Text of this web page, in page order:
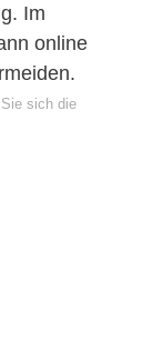
Im
online
sich die